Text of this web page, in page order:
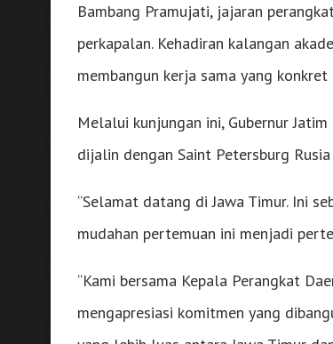
Bambang Pramujati, jajaran
perkapalan. Kehadiran kalangan
membangun kerja sama yang
Melalui kunjungan ini, Gubernur
dijalin dengan Saint Petersburg
“Selamat datang di Jawa Timur. Ini
mudahan pertemuan ini menjadi
“Kami bersama Kepala Perangkat
mengapresiasi komitmen yang